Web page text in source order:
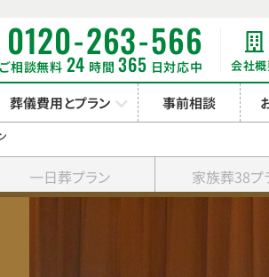
0120-263-566
相談無料 24 時間 365 日対応中 会社
葬儀費用とプラン 事前相談
一日葬プラン 家族葬38プ